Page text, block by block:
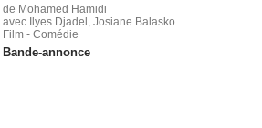
de Mohamed Hamidi
avec Ilyes Djadel, Josiane Balasko
Film - Comédie
Bande-annonce